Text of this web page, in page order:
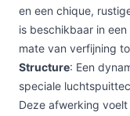
en een chique,
is beschikbaar in
mate van verfijning
Structure: Een
speciale
Deze afwerking